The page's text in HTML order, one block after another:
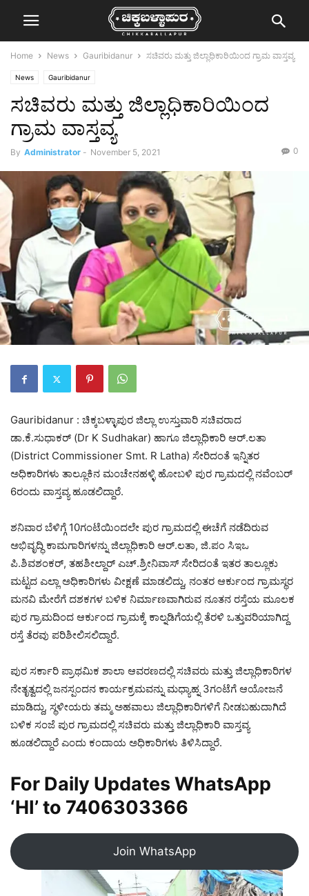
Home News Gauribidanur ಸಚಿವರು ಮತ್ತು ಜಿಲ್ಲಾಧಿಕಾರಿಯಿಂದ ಗ್ರಾಮ ವಾಸ್ತವ್ಯ
News Gauribidanur
ಸಚಿವರು ಮತ್ತು ಜಿಲ್ಲಾಧಿಕಾರಿಯಿಂದ
ಗ್ರಾಮ ವಾಸ್ತವ್ಯ
By Administrator - November 5, 2021 0
Gauribidanur : ಚಿಕ್ಕಬಳ್ಳಾಪುರ ಜಿಲ್ಲಾ ಉಸ್ತುವಾರಿ ಸಚಿವರಾದ
ಡಾ.ಕೆ.ಸುಧಾಕರ್ (Dr K Sudhakar) ಹಾಗೂ ಜಿಲ್ಲಾಧಿಕಾರಿ ಆರ್.ಲತಾ
(District Commissioner Smt. R Latha) ಸೇರಿದಂತೆ ಇನ್ನಿತರ
ಅಧಿಕಾರಿಗಳು ತಾಲ್ಲೂಕಿನ ಮಂಚೇನಹಳ್ಳಿ ಹೋಬಳಿ ಪುರ ಗ್ರಾಮದಲ್ಲಿ ನವೆಂಬರ್
6ರಂದು ವಾಸ್ತವ್ಯ ಹೂಡಲಿದ್ದಾರೆ.
ಶನಿವಾರ ಬೆಳಿಗ್ಗೆ 10ಗಂಟೆಯಿಂದಲೇ ಪುರ ಗ್ರಾಮದಲ್ಲಿ ಈಚೆಗೆ ನಡೆದಿರುವ
ಅಭಿವೃದ್ಧಿ ಕಾಮಗಾರಿಗಳನ್ನು ಜಿಲ್ಲಾಧಿಕಾರಿ ಆರ್‌.ಲತಾ, ಜಿ.ಪಂ ಸಿಇಒ
ಪಿ.ಶಿವಶಂಕರ್, ತಹಶೀಲ್ದಾರ್ ಎಚ್.ಶ್ರೀನಿವಾಸ್ ಸೇರಿದಂತೆ ಇತರ ತಾಲ್ಲೂಕು
‌ಮಟ್ಟದ ಎಲ್ಲಾ ಅಧಿಕಾರಿಗಳು ವೀಕ್ಷಣೆ ಮಾಡಲಿದ್ದು, ನಂತರ ಆರ್ಕುಂದ ಗ್ರಾಮಸ್ಥರ
ಮನವಿ ಮೇರೆಗೆ ದಶಕಗಳ‌ ಬಳಿಕ ನಿರ್ಮಾಣವಾಗಿರುವ ನೂತನ ರಸ್ತೆಯ ಮೂಲಕ
ಪುರ ಗ್ರಾಮದಿಂದ ಆರ್ಕುಂದ ಗ್ರಾಮಕ್ಕೆ ಕಾಲ್ನಡಿಗೆಯಲ್ಲಿ ತೆರಳಿ ಒತ್ತುವರಿಯಾಗಿದ್ದ
ರಸ್ತೆ ತೆರವು ಪರಿಶೀಲಿಸಲಿದ್ದಾರೆ.
ಪುರ ಸರ್ಕಾರಿ ಪ್ರಾಥಮಿಕ ಶಾಲಾ ಆವರಣದಲ್ಲಿ ಸಚಿವರು‌ ಮತ್ತು ಜಿಲ್ಲಾಧಿಕಾರಿಗಳ
ನೇತೃತ್ವದಲ್ಲಿ ಜನಸ್ಪಂದನ ಕಾರ್ಯಕ್ರಮವನ್ನು ಮಧ್ಯಾಹ್ನ 3ಗಂಟೆಗೆ ಆಯೋಜನೆ
ಮಾಡಿದ್ದು, ಸ್ಥಳೀಯರು ತಮ್ಮ ಅಹವಾಲು ಜಿಲ್ಲಾಧಿಕಾರಿಗಳಿಗೆ ನೀಡಬಹುದಾಗಿದೆ
ಬಳಿಕ ಸಂಜೆ ಪುರ ಗ್ರಾಮದಲ್ಲಿ ಸಚಿವರು ಮತ್ತು ಜಿಲ್ಲಾಧಿಕಾರಿ ವಾಸ್ತವ್ಯ
ಹೂಡಲಿದ್ದಾರೆ ಎಂದು ಕಂದಾಯ ಅಧಿಕಾರಿಗಳು ತಿಳಿಸಿದ್ದಾರೆ.
For Daily Updates WhatsApp
‘HI’ to 7406303366
Join WhatsApp